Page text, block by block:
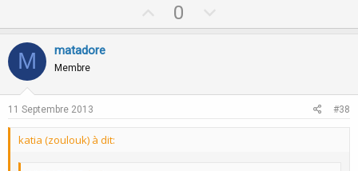
p
t
0
o
v
M matadore
Membre
11 Septembre 2013 #38
katia (zoulouk) à dit: